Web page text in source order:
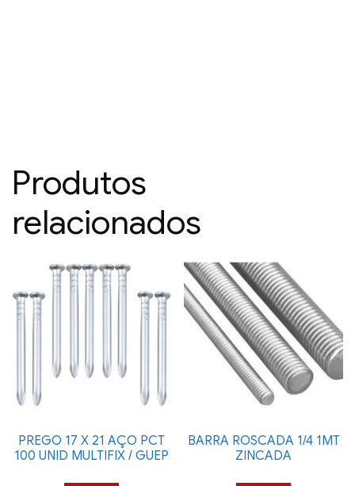
Produtos
relacionados
PREGO 17 X 21 AÇO PCT
100 UNID MULTIFIX / GUEP
BARRA ROSCADA 1/4 1MT
ZINCADA